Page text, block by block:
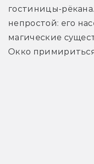
гостиницы-
непростой: его
магические
Окко